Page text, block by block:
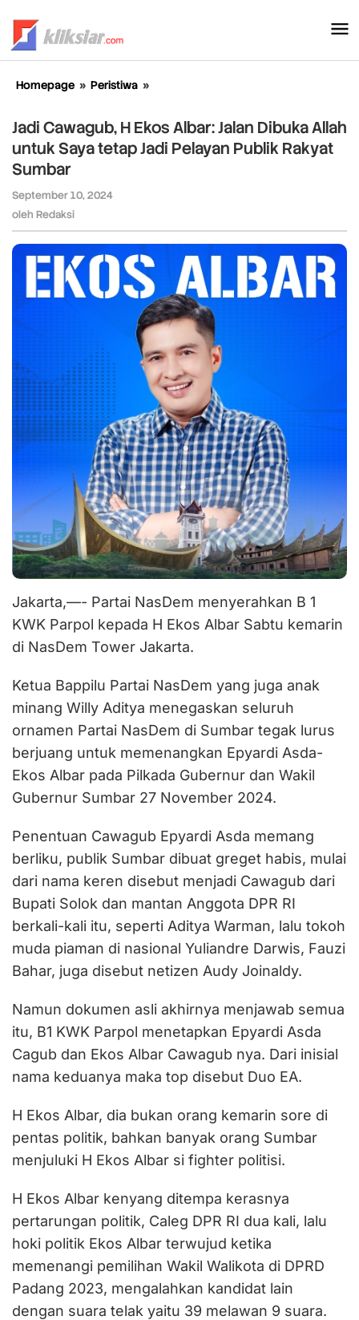
konten
Homepage » Peristiwa »
Ekos
Albar:
Saya
Jadi
Pelayan
Publik
Rakyat
Jadi Cawagub, H Ekos Albar: Jalan Dibuka Allah
untuk Saya tetap Jadi Pelayan Publik Rakyat
Sumbar
September 10, 2024
oleh Redaksi
Jakarta,—- Partai NasDem menyerahkan B 1
KWK Parpol kepada H Ekos Albar Sabtu kemarin
di NasDem Tower Jakarta.
Ketua Bappilu Partai NasDem yang juga anak
minang Willy Aditya menegaskan seluruh
ornamen Partai NasDem di Sumbar tegak lurus
berjuang untuk memenangkan Epyardi Asda-
Ekos Albar pada Pilkada Gubernur dan Wakil
Gubernur Sumbar 27 November 2024.
Penentuan Cawagub Epyardi Asda memang
berliku, publik Sumbar dibuat greget habis, mulai
dari nama keren disebut menjadi Cawagub dari
Bupati Solok dan mantan Anggota DPR RI
berkali-kali itu, seperti Aditya Warman, lalu tokoh
muda piaman di nasional Yuliandre Darwis, Fauzi
Bahar, juga disebut netizen Audy Joinaldy.
Namun dokumen asli akhirnya menjawab semua
itu, B1 KWK Parpol menetapkan Epyardi Asda
Cagub dan Ekos Albar Cawagub nya. Dari inisial
nama keduanya maka top disebut Duo EA.
H Ekos Albar, dia bukan orang kemarin sore di
pentas politik, bahkan banyak orang Sumbar
menjuluki H Ekos Albar si fighter politisi.
H Ekos Albar kenyang ditempa kerasnya
pertarungan politik, Caleg DPR RI dua kali, lalu
hoki politik Ekos Albar terwujud ketika
memenangi pemilihan Wakil Walikota di DPRD
Padang 2023, mengalahkan kandidat lain
dengan suara telak yaitu 39 melawan 9 suara.